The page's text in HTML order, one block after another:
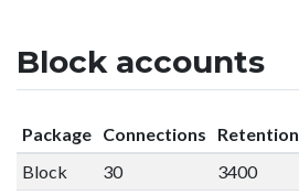
Block accounts
Package Connections Retention
Block
30 3400